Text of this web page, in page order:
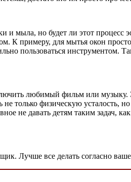
мыла, но будет ли этот
К примеру, для мытья окон
пользоваться
любимый фильм или
только физическую усталость,
не давать детям таким задач,
Лучше все делать согласно